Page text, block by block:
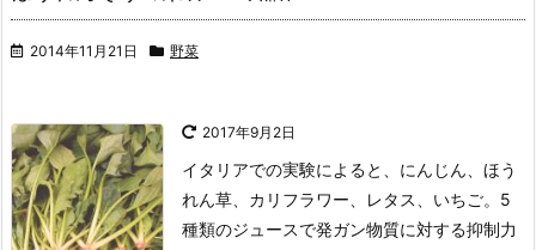
2014年11月21日 野菜
2017年9月2日
イタリアでの実験によると、にんじん、ほう
れん草、カリフラワー、レタス、いちご。5
種類のジュースで発ガン物質に対する抑制力